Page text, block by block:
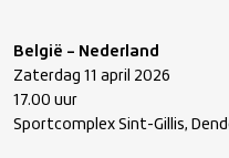
België – Nederland
Zaterdag 11 april 2026
17.00 uur
Sportcomplex Sint-Gillis,